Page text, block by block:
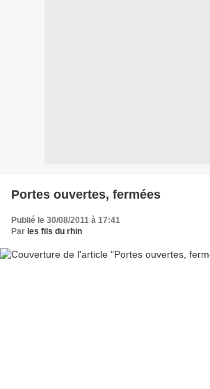
Portes ouvertes, fermées
Publié le 30/08/2011 à 17:41
Par les fils du rhin